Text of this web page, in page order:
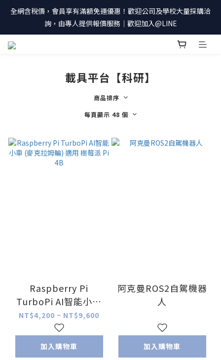
全網含稅價，會員享有滿額免運優惠！歡迎公司及學校大量採購洽
詢，由專人提供報價服務｜歡迎加入@LINE
載具平台【科研】
商品排序
每頁顯示 48 個
Raspberry Pi
TurboPi AI智能小車
(麥克拉姆輪) 適用 樹
莓派 Pi 4B
NT$4,200 ~ NT$9,600
加入購物車
阿克曼ROS2自駕機器
人
加入購物車